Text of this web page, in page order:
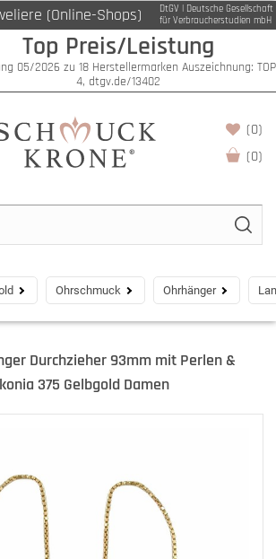
(Online-Shops)
DtGV | Deutsche Gesellschaft
für Verbraucherstudien mbH
Top Preis/Leistung
05/2026 zu 18 Herstellermarken Auszeichnung: TOP
4, dtgv.de/13402
(0)
(0)
Ohrschmuck Ohrhänger
Durchzieher 93mm mit Perlen &
375 Gelbgold Damen